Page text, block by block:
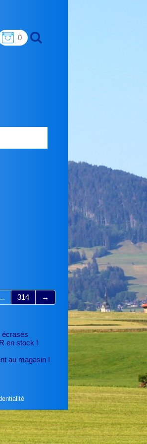
0
... 314 →
écrasés
en stock !
au magasin !